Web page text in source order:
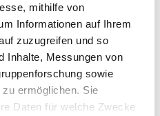
mithilfe von
Informationen auf Ihrem
zuzugreifen und so
Inhalte, Messungen von
sowie
ermöglichen. Sie
Daten für welche Zwecke